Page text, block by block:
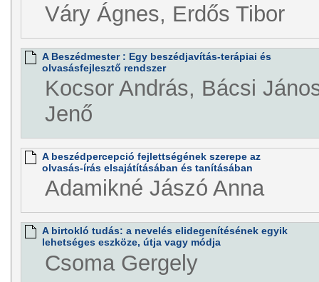
Váry Ágnes, Erdős Tibor
A Beszédmester : Egy beszédjavítás-terápiai és
olvasásfejlesztő rendszer
Kocsor András, Bácsi
Jenő
A beszédpercepció fejlettségének szerepe az
olvasás-írás elsajátításában és tanításában
Adamikné Jászó Anna
A birtokló tudás: a nevelés elidegenítésének egyik
lehetséges eszköze, útja vagy módja
Csoma Gergely